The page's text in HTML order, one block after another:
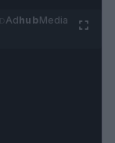
AdhubMedia